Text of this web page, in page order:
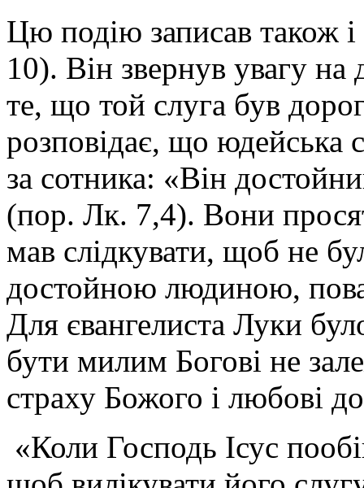
Цю подію записав також
10). Він звернув увагу на
те, що той слуга був
розповідає, що юдейська
за сотника: «Він
(пор. Лк. 7,4). Вони
мав слідкувати, щоб не
достойною людиною,
Для євангелиста Луки
бути милим Богові не
страху Божого і любові
«Коли Господь Ісус